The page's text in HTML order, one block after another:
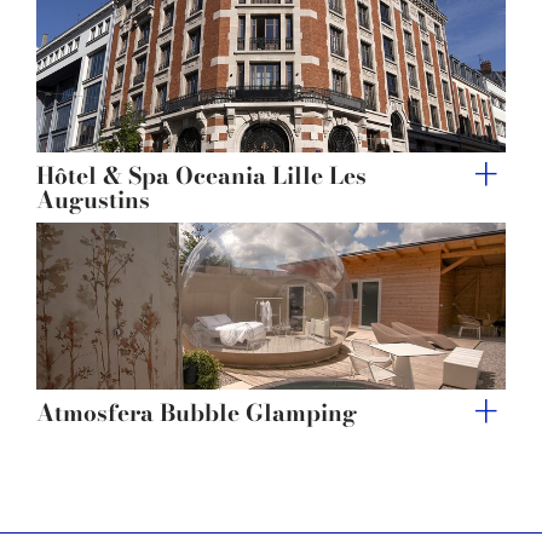
of their services.
Hôtel & Spa Oceania Lille Les
Augustins
Atmosfera Bubble Glamping